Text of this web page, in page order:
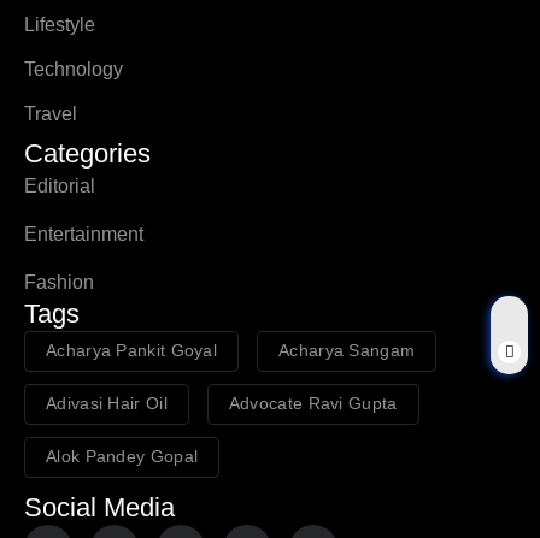
Lifestyle
Technology
Travel
Categories
Editorial
Entertainment
Fashion
Tags
Acharya Pankit Goyal Acharya Sangam
Adivasi Hair Oil Advocate Ravi Gupta
Alok Pandey Gopal
Social Media